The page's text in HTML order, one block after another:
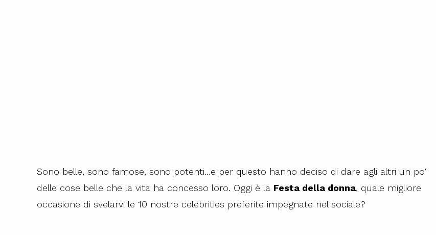
Sono belle, sono famose, sono potenti…e per questo hanno deciso di dare agli altri un po’
delle cose belle che la vita ha concesso loro. Oggi è la Festa della donna, quale migliore
occasione di svelarvi le 10 nostre celebrities preferite impegnate nel sociale?